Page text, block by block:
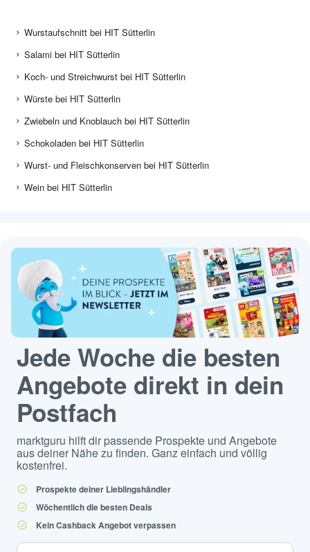
Wurstaufschnitt bei HIT Sütterlin
Salami bei HIT Sütterlin
Koch- und Streichwurst bei HIT Sütterlin
Würste bei HIT Sütterlin
Zwiebeln und Knoblauch bei HIT Sütterlin
Schokoladen bei HIT Sütterlin
Wurst- und Fleischkonserven bei HIT Sütterlin
Wein bei HIT Sütterlin
Jede Woche die besten
Angebote direkt in dein
Postfach
marktguru hilft dir passende Prospekte und Angebote
aus deiner Nähe zu finden. Ganz einfach und völlig
kostenfrei.
Prospekte deiner Lieblingshändler
Wöchentlich die besten Deals
Kein Cashback Angebot verpassen